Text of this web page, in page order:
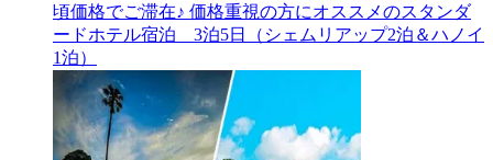
頃価格でご滞在♪ 価格重視の方にオススメのスタンダ
ードホテル宿泊 3泊5日（シェムリアップ2泊＆ハノイ
1泊）